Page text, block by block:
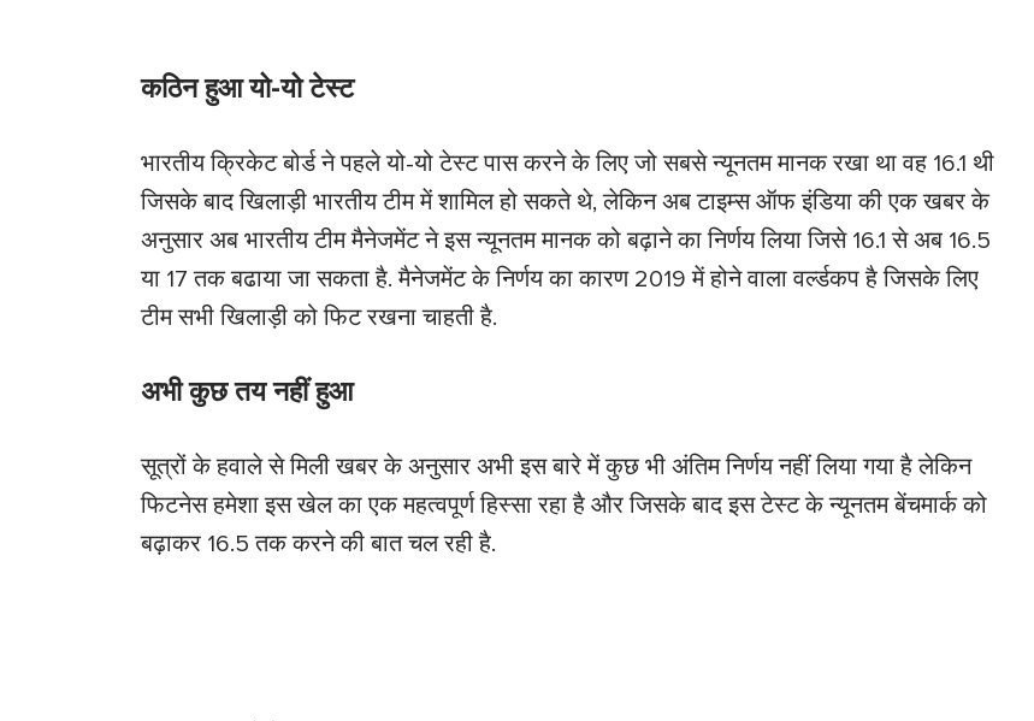
कठिन हुआ यो-यो टेस्ट
भारतीय क्रिकेट बोर्ड ने पहले यो-यो टेस्ट पास करने के लिए जो सबसे न्यूनतम मानक रखा था वह 16.1 थी
जिसके बाद खिलाड़ी भारतीय टीम में शामिल हो सकते थे, लेकिन अब टाइम्स ऑफ इंडिया की एक खबर के
अनुसार अब भारतीय टीम मैनेजमेंट ने इस न्यूनतम मानक को बढ़ाने का निर्णय लिया जिसे 16.1 से अब 16.5
या 17 तक बढाया जा सकता है. मैनेजमेंट के निर्णय का कारण 2019 में होने वाला वर्ल्डकप है जिसके लिए
टीम सभी खिलाड़ी को फिट रखना चाहती है.
अभी कुछ तय नहीं हुआ
सूत्रों के हवाले से मिली खबर के अनुसार अभी इस बारे में कुछ भी अंतिम निर्णय नहीं लिया गया है लेकिन
फिटनेस हमेशा इस खेल का एक महत्वपूर्ण हिस्सा रहा है और जिसके बाद इस टेस्ट के न्यूनतम बेंचमार्क को
बढ़ाकर 16.5 तक करने की बात चल रही है.